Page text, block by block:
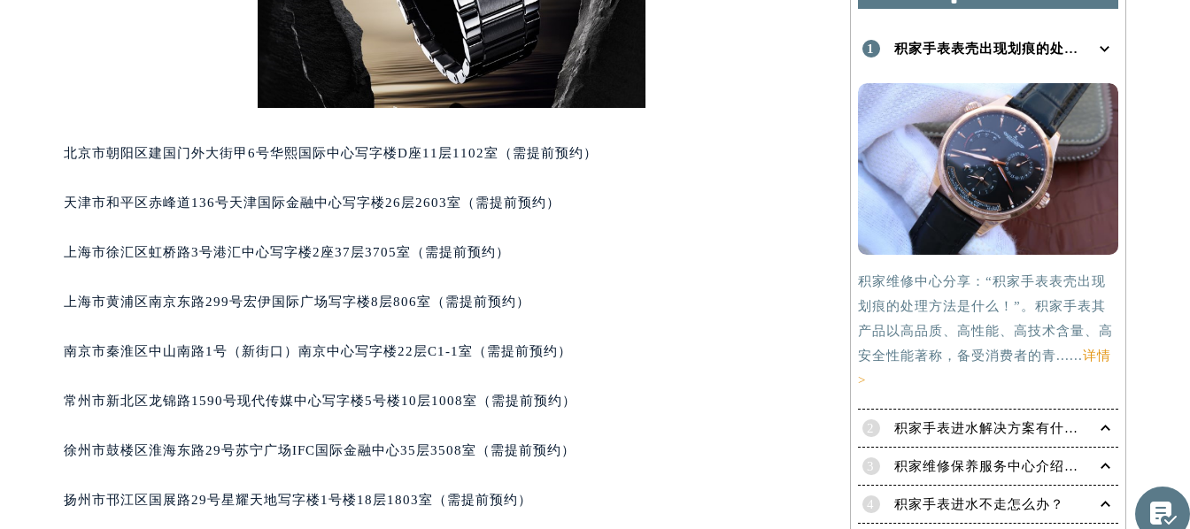
东莞市东城街道鸿福东路1号民盈国贸中心T1写字楼9层907室（需提前预约）
无锡市梁溪区人民中路139号恒隆广场写字楼1座11层1104室（需提前预约）
南通市崇川区工农路57号圆融广场写字楼16层1603室（需提前预约）
苏州市苏州工业园区星港街199号苏州中心办公楼C座22层08室（需提前预约）
合肥市蜀山区潜山路111号万象城华润大厦B座12楼03室（需提前预约）
青岛市南区山东路6号华润大厦B座22层04室（需提前预约）
长春市朝阳区西安大路727号中银大厦A座(旺进大厦)18层09室（需提前预约）
昆明市盘龙区北京路928号同德昆明广场写字楼10层06室（需提前预约）
西安市碑林区南关正街88号华侨城长安国际中心E座6楼10室（需提前预约）
唐山市路南区新华东道100号万达广场写字楼A座10层1002室（需提前预约）
内蒙古自治区呼和浩特市玉泉区大学西街70号华润万象城写字楼（鄂尔多斯大厦）23层2326室（需提前预约）
重庆市解放碑渝中区民权路28号英利国际金融中心写字楼20层01室（需提前预约）
北京市朝阳区建国门外大街甲6号华熙国际中心写字楼D座11层1102室（需提前预约）
天津市和平区赤峰道136号天津国际金融中心写字楼26层2603室（需提前预约）
上海市徐汇区虹桥路3号港汇中心写字楼2座37层3705室（需提前预约）
上海市黄浦区南京东路299号宏伊国际广场写字楼8层806室（需提前预约）
南京市秦淮区中山南路1号（新街口）南京中心写字楼22层C1-1室（需提前预约）
常州市新北区龙锦路1590号现代传媒中心写字楼5号楼10层1008室（需提前预约）
徐州市鼓楼区淮海东路29号苏宁广场IFC国际金融中心35层3508室（需提前预约）
扬州市邗江区国展路29号星耀天地写字楼1号楼18层1803室（需提前预约）
1 积家手表表壳出现划痕的处理方法是什么！
积家维修中心分享：“积家手表表壳出现
划痕的处理方法是什么！”。积家手表其
产品以高品质、高性能、高技术含量、高
安全性能著称，备受消费者的青......详情
>
2 积家手表进水解决方案有什么？
3 积家维修保养服务中心介绍 | 积家
4 积家手表进水不走怎么办？ 